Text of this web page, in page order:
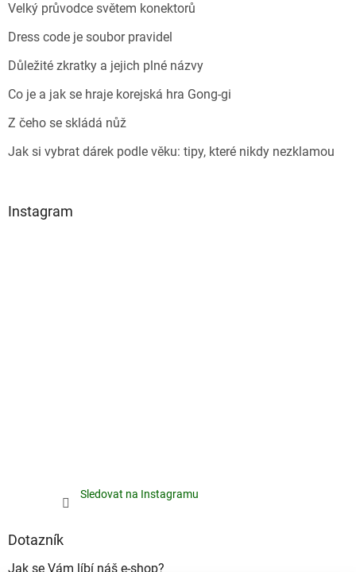
Velký průvodce světem konektorů
Dress code je soubor pravidel
Důležité zkratky a jejich plné názvy
Co je a jak se hraje korejská hra Gong-gi
Z čeho se skládá nůž
Jak si vybrat dárek podle věku: tipy, které nikdy nezklamou
Instagram
Sledovat na Instagramu
Dotazník
Jak se Vám líbí náš e-shop?